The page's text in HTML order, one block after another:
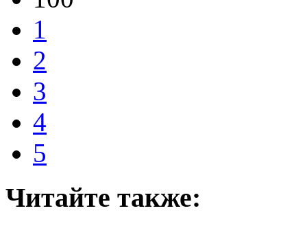
1
2
3
4
5
Читайте также: